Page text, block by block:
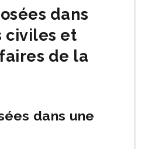
dans
civiles et
de la
dans une